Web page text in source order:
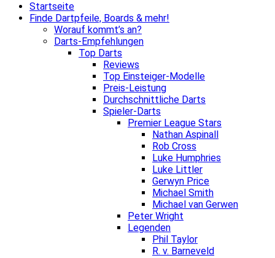
Startseite
Finde Dartpfeile, Boards & mehr!
Worauf kommt’s an?
Darts-Empfehlungen
Top Darts
Reviews
Top Einsteiger-Modelle
Preis-Leistung
Durchschnittliche Darts
Spieler-Darts
Premier League Stars
Nathan Aspinall
Rob Cross
Luke Humphries
Luke Littler
Gerwyn Price
Michael Smith
Michael van Gerwen
Peter Wright
Legenden
Phil Taylor
R. v. Barneveld